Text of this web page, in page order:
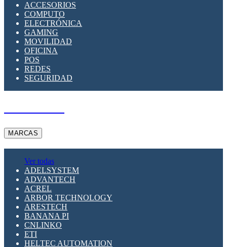
SUPRESOR DE TRANSIENTES SPDS PARA
APLICACIONES FOTOVOLTAICAS
ACCESORIOS
COMPUTO
ELECTRÓNICA
GAMING
MOVILIDAD
OFICINA
POS
REDES
SEGURIDAD
MARCAS
Ver todas
ADELSYSTEM
ADVANTECH
ACREL
ARBOR TECHNOLOGY
ARESTECH
BANANA PI
CNLINKO
ETI
HELTEC AUTOMATION